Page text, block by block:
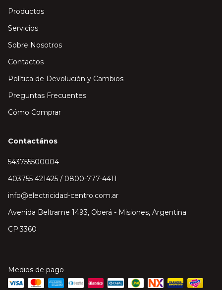
Productos
Servicios
Sobre Nosotros
Contactos
Política de Devolución y Cambios
Preguntas Frecuentes
Cómo Comprar
Contactános
543755500004
403755 421425 / 0800-777-4411
info@electricidad-centro.com.ar
Avenida Beltrame 1493, Oberá - Misiones, Argentina
CP.3360
Medios de pago